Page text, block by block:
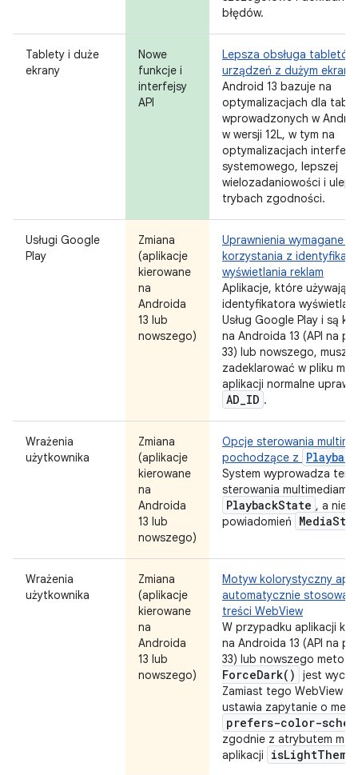
błędów.
Tablety i duże
ekrany
Nowe
funkcje i
interfejsy
API
Lepsza obsługa
urządzeń z dużym
Android 13 bazuje na
optymalizacjach dla
wprowadzonych w
w wersji 12L, w tym na
optymalizacjach
systemowego, lepszej
wielozadaniowości i
trybach zgodności.
Usługi Google
Play
Zmiana
(aplikacje
kierowane
na
Androida
13 lub
nowszego)
Uprawnienia wymagane
korzystania z
wyświetlania reklam
Aplikacje, które używają
identyfikatora
Usług Google Play i są
na Androida 13 (API na
33) lub nowszego, muszą
zadeklarować w pliku
aplikacji normalne
AD_ID .
Wrażenia
użytkownika
Zmiana
(aplikacje
kierowane
na
Androida
13 lub
nowszego)
Opcje sterowania
pochodzące z
System wyprowadza
sterowania multimediami
PlaybackState , a nie z
powiadomień
Media
Wrażenia
użytkownika
Zmiana
(aplikacje
kierowane
na
Androida
13 lub
nowszego)
Motyw kolorystyczny
automatycznie
treści WebView
W przypadku aplikacji
na Androida 13 (API na
33) lub nowszego
ForceDark( )
jest
Zamiast tego WebView
ustawia zapytanie o
prefers-color-
zgodnie z atrybutem
aplikacji
isLightTheme